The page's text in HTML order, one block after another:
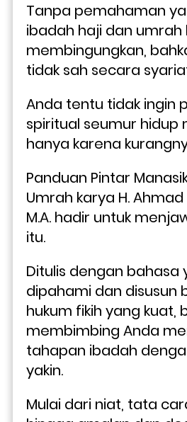
Tanpa pemahaman
ibadah haji dan
membingungkan,
tidak sah secara
Anda tentu tidak ingin
spiritual seumur hidup
hanya karena
Panduan Pintar
Umrah karya H. Ahmad
M.A. hadir untuk
itu.
Ditulis dengan bahasa
dipahami dan disusun
hukum fikih yang kuat,
membimbing Anda
tahapan ibadah
yakin.
Mulai dari niat, tata